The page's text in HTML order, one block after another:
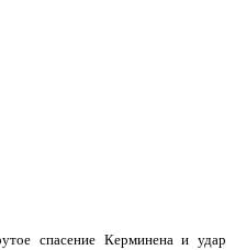
спасение Керминена и удар